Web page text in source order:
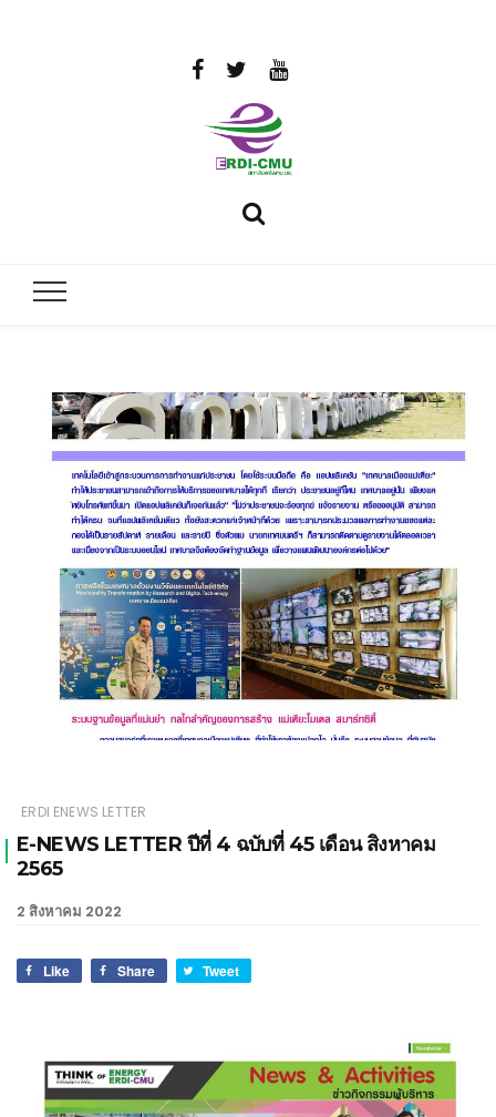
พิงค์
มหาวิทยาลัย
เชียงใหม่
ERDI ENEWS LETTER
E-NEWS LETTER ปีที่ 4 ฉบับที่ 45 เดือน สิงหาคม
2565
2 สิงหาคม 2022
Like Share Tweet